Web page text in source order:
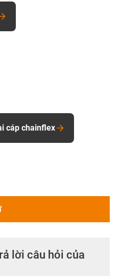
cáp chainflex
lời câu hỏi của